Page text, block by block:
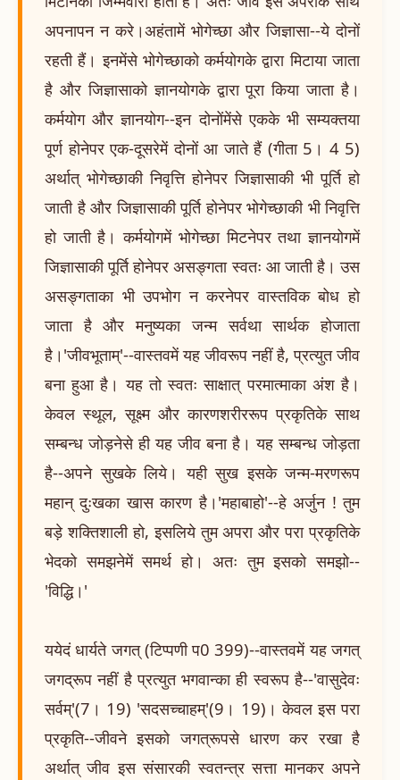
अपनापन न करे।अहंतामें भोगेच्छा और जिज्ञासा--ये दोनों
रहती हैं। इनमेंसे भोगेच्छाको कर्मयोगके द्वारा मिटाया जाता
है और जिज्ञासाको ज्ञानयोगके द्वारा पूरा किया जाता है।
कर्मयोग और ज्ञानयोग--इन दोनोंमेंसे एकके भी सम्यक्तया
पूर्ण होनेपर एक-दूसरेमें दोनों आ जाते हैं (गीता 5। 4 5)
अर्थात् भोगेच्छाकी निवृत्ति होनेपर जिज्ञासाकी भी पूर्ति हो
जाती है और जिज्ञासाकी पूर्ति होनेपर भोगेच्छाकी भी निवृत्ति
हो जाती है। कर्मयोगमें भोगेच्छा मिटनेपर तथा ज्ञानयोगमें
जिज्ञासाकी पूर्ति होनेपर असङ्गता स्वतः आ जाती है। उस
असङ्गताका भी उपभोग न करनेपर वास्तविक बोध हो
जाता है और मनुष्यका जन्म सर्वथा सार्थक होजाता
है।'जीवभूताम्'--वास्तवमें यह जीवरूप नहीं है, प्रत्युत जीव
बना हुआ है। यह तो स्वतः साक्षात् परमात्माका अंश है।
केवल स्थूल, सूक्ष्म और कारणशरीररूप प्रकृतिके साथ
सम्बन्ध जोड़नेसे ही यह जीव बना है। यह सम्बन्ध जोड़ता
है--अपने सुखके लिये। यही सुख इसके जन्म-मरणरूप
महान् दुःखका खास कारण है।'महाबाहो'--हे अर्जुन ! तुम
बड़े शक्तिशाली हो, इसलिये तुम अपरा और परा प्रकृतिके
भेदको समझनेमें समर्थ हो। अतः तुम इसको समझो--
'विद्धि।'
ययेदं धार्यते जगत् (टिप्पणी प0 399)--वास्तवमें यह जगत्
जगद्रूप नहीं है प्रत्युत भगवान्का ही स्वरूप है--'वासुदेवः
सर्वम्'(7। 19) 'सदसच्चाहम्'(9। 19)। केवल इस परा
प्रकृति--जीवने इसको जगत्रूपसे धारण कर रखा है
अर्थात् जीव इस संसारकी स्वतन्त्र सत्ता मानकर अपने